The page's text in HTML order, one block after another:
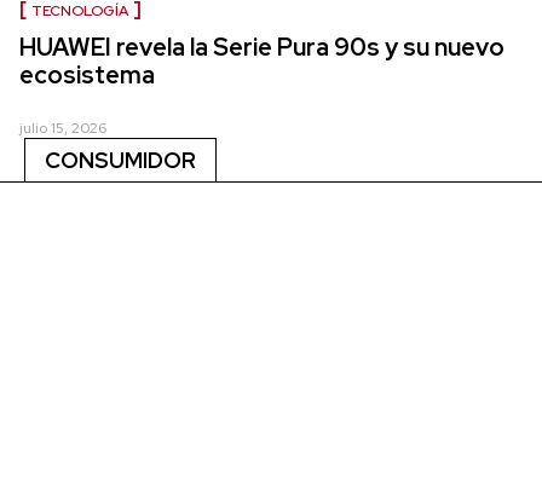
TECNOLOGÍA
HUAWEI revela la Serie Pura 90s y su nuevo
ecosistema
julio 15, 2026
CONSUMIDOR